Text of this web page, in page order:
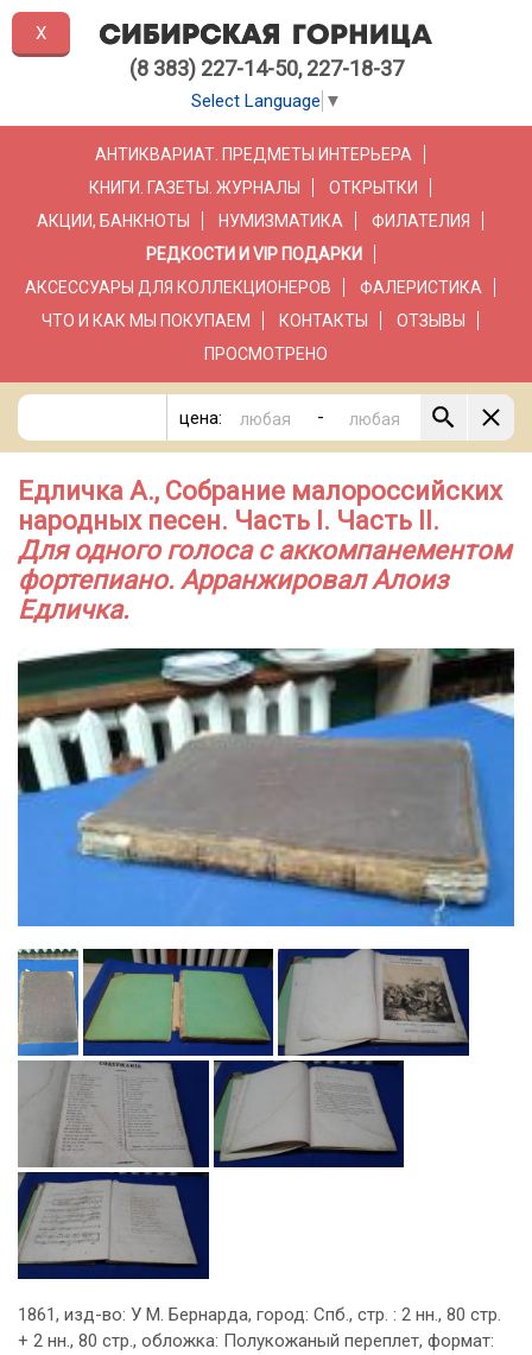
(8 383) 227-14-50, 227-18-37
Select Language ▼
АНТИКВАРИАТ. ПРЕДМЕТЫ ИНТЕРЬЕРА
КНИГИ. ГАЗЕТЫ. ЖУРНАЛЫ
ОТКРЫТКИ
АКЦИИ, БАНКНОТЫ
НУМИЗМАТИКА
ФИЛАТЕЛИЯ
РЕДКОСТИ И VIP ПОДАРКИ
АКСЕССУАРЫ ДЛЯ КОЛЛЕКЦИОНЕРОВ
ФАЛЕРИСТИКА
ЧТО И КАК МЫ ПОКУПАЕМ
КОНТАКТЫ
ОТЗЫВЫ
ПРОСМОТРЕНО
цена: -
Едличка А., Собрание малороссийских
народных песен. Часть I. Часть II.
Для одного голоса с аккомпанементом
фортепиано. Арранжировал Алоиз
Едличка.
1861, изд-во: У М. Бернарда, город: Спб., стр. : 2 нн., 80 стр.
+ 2 нн., 80 стр., обложка: Полукожаный переплет, формат:
X